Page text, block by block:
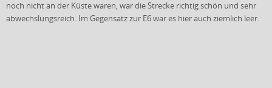
noch nicht an der Küste waren, war die Strecke richtig schön und sehr
abwechslungsreich. Im Gegensatz zur E6 war es hier auch ziemlich leer.